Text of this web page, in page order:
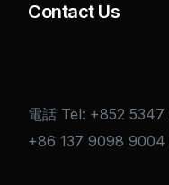
Contact Us
電話 Tel: +852
+86 137 9098 9004